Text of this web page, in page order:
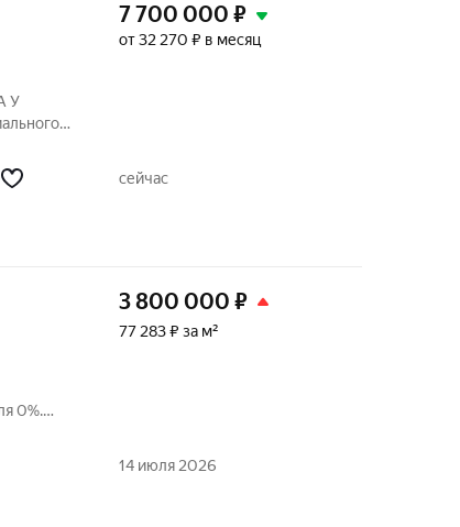
7 700 000 ₽
от 32 270 ₽ в месяц
сейчас
0%.
3 800 000 ₽
77 283 ₽ за м²
14 июля 2026